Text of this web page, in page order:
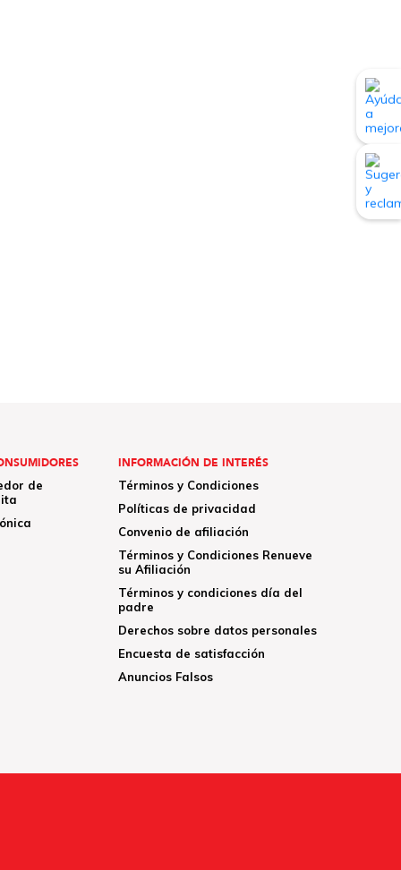
de
INFORMACIÓN DE INTERÉS
Términos y Condiciones
Políticas de privacidad
Convenio de afiliación
Términos y Condiciones Renueve
su Afiliación
Términos y condiciones día del
padre
Derechos sobre datos personales
Encuesta de satisfacción
Anuncios Falsos